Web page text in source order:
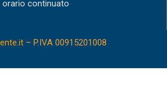
orario continuato
– P.IVA 00915201008